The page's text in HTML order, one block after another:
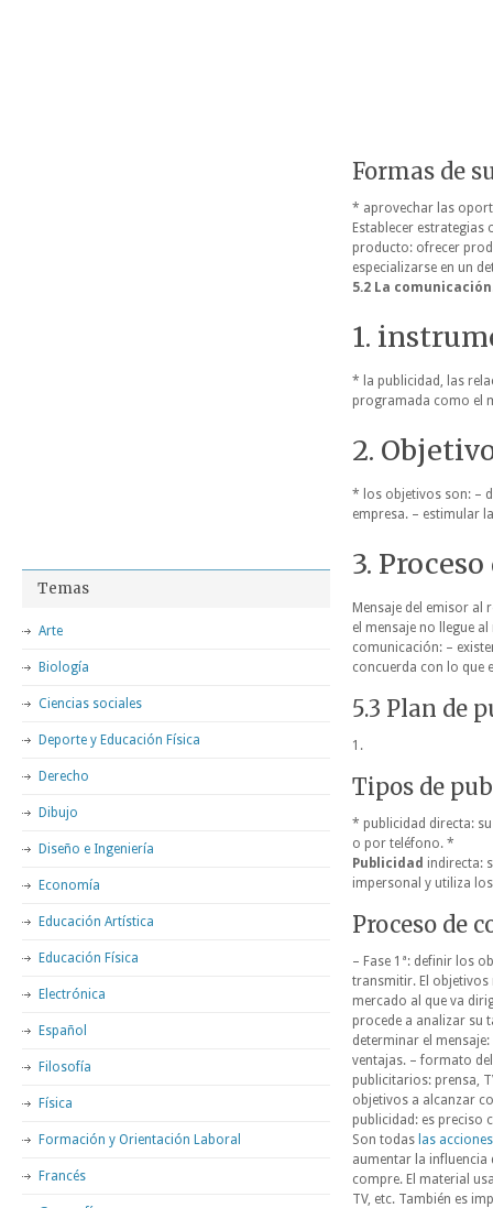
Formas de
* aprovechar las
Establecer
producto: ofrecer
especializarse en un
5.2 La comunicación
1.
* la publicidad, las
programada como el
2.
* los objetivos son: –
empresa. – estimular
3.
Mensaje del emisor al
el mensaje no llegue
comunicación: –
concuerda con lo que
5.3 Plan de
1.
Tipos de
* publicidad directa:
o por teléfono. *
Publicidad indirecta:
impersonal y utiliza
Proceso de
– Fase 1ª: definir los
transmitir. El objetivos
mercado al que va
procede a analizar su
determinar el
ventajas. – formato
publicitarios: prensa,
objetivos a alcanzar
publicidad: es preciso
Son todas las acciones
aumentar la influencia
compre. El material
TV, etc. También es
Temas
Arte
Biología
Ciencias sociales
Deporte y Educación Física
Derecho
Dibujo
Diseño e Ingeniería
Economía
Educación Artística
Educación Física
Electrónica
Español
Filosofía
Física
Formación y Orientación Laboral
Francés